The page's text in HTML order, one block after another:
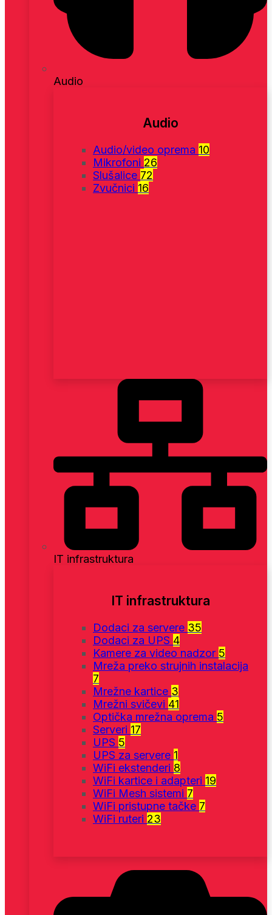
Audio
Audio
Audio/video oprema 10
Mikrofoni 26
Slušalice 72
Zvučnici 16
IT infrastruktura
IT infrastruktura
Dodaci za servere 35
Dodaci za UPS 4
Kamere za video nadzor 5
Mreža preko strujnih instalacija
7
Mrežne kartice 3
Mrežni svičevi 41
Optička mrežna oprema 5
Serveri 17
UPS 5
UPS za servere 1
WiFi ekstenderi 8
WiFi kartice i adapteri 19
WiFi Mesh sistemi 7
WiFi pristupne tačke 7
WiFi ruteri 23